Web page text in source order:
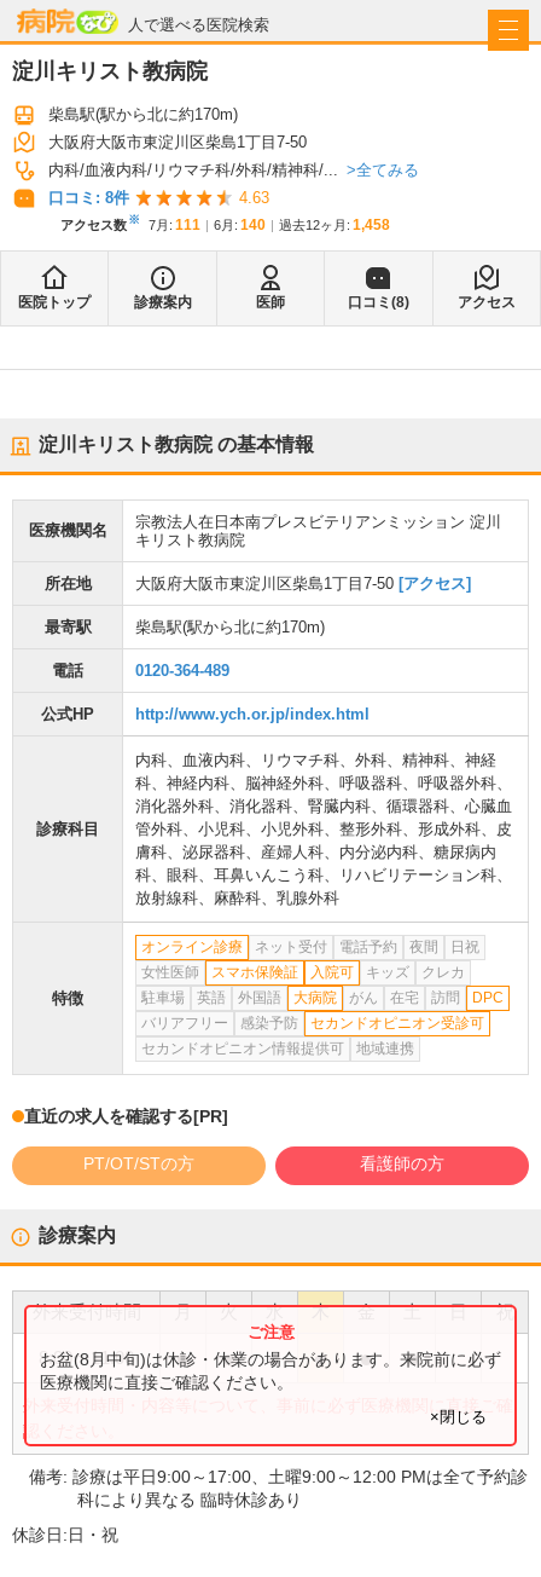
人で選べる医院検索
病院なび
淀川キリスト教病院
柴島駅(駅から北に約170m)
大阪府大阪市東淀川区柴島1丁目7-50
内科 血液内科 リウマチ科 外科 精神科 ...
全てみる
口コミ: 8件 4.63
アクセス数※ 7月 : 111 6月 : 140 過去12ヶ月: 1,458
医院トップ 診療案内 医師 口コミ(8) アクセス
淀川キリスト教病院の基本情報
医療機関名
宗教法人在日本南プレスビテリアンミッション 淀川
キリスト教病院
所在地 大阪府大阪市東淀川区柴島1丁目7-50 [アクセス]
最寄駅 柴島駅(駅から北に約170m)
電話 0120-364-489
公式HP http://www.ych.or.jp/index.html
診療科目
内科、 血液内科、 リウマチ科、 外科、 精神科、 神経
科、 神経内科、 脳神経外科、 呼吸器科、 呼吸器外科、
消化器外科、 消化器科、 腎臓内科、 循環器科、 心臓血
管外科、 小児科、 小児外科、 整形外科、 形成外科、 皮
膚科、 泌尿器科、 産婦人科、 内分泌内科、 糖尿病内
科、 眼科、 耳鼻いんこう科、 リハビリテーション科、
放射線科、 麻酔科、 乳腺外科
特徴
オンライン診療 ネット受付 電話予約 夜間
日祝
女性医師
スマホ保険証 入院可 キッズ
クレカ
駐車場
英語 外国語 大病院 がん 在宅 訪問
DPC
バリアフリー
感染予防
セカンドオピニオン受診可
セカンドオピニオン情報提供可
地域連携
直近の求人を確認する[PR]
PT/OT/STの方 看護師の方
診療案内
外来受付時間 月 火 水 木 金 土 日 祝
8:00〜 11:00 ● ● ● ● ● ●
外来受付時間・内容等について、事前に必ず医療機関に直接ご確
認ください。
お盆(8月中旬)は休診・休業の場合があります。来院前に必ず
医療機関に直接ご確認ください。
×閉じる
備考:診療は平日9:00～17:00、土曜9:00～12:00 PMは全て予約診
科により異なる 臨時休診あり
休診日:日・祝